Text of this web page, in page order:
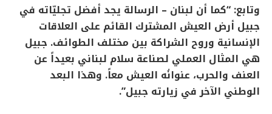
وتابع: “كما أن لبنان – الرسالة يجد أفضل تجليّاته في
جبيل أرض العيش المشترك القائم على العلاقات
الإنسانية وروح الشراكة بين مختلف الطوائف. جبيل
هي المثال العملي لصناعة سلام لبناني بعيداً عن
العنف والحرب، عنوانُه العيش معاً. وهذا البعد
الوطني الآخر في زيارته جبيل”.